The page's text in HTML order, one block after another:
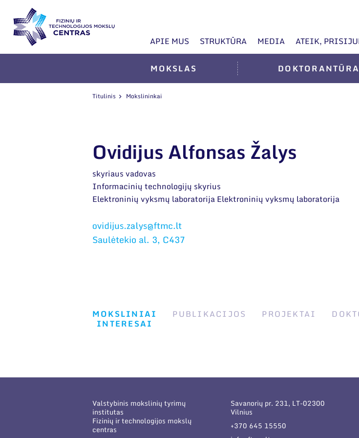
APIE MUS STRUKTŪRA MEDIA ATEIK,
MOKSLAS DOKTORANTŪRA
Titulinis Mokslininkai
Ovidijus Alfonsas Žalys
skyriaus vadovas
Informacinių technologijų skyrius
Elektroninių vyksmų laboratorija Elektroninių vyksmų laboratorija
Saulėtekio al. 3, C437
MOKSLINIAI
INTERESAI
PUBLIKACIJOS PROJEKTAI
Valstybinis mokslinių tyrimų
institutas
Fizinių ir technologijos mokslų
centras
Savanorių pr. 231, LT-02300
Vilnius
+370 645 15550